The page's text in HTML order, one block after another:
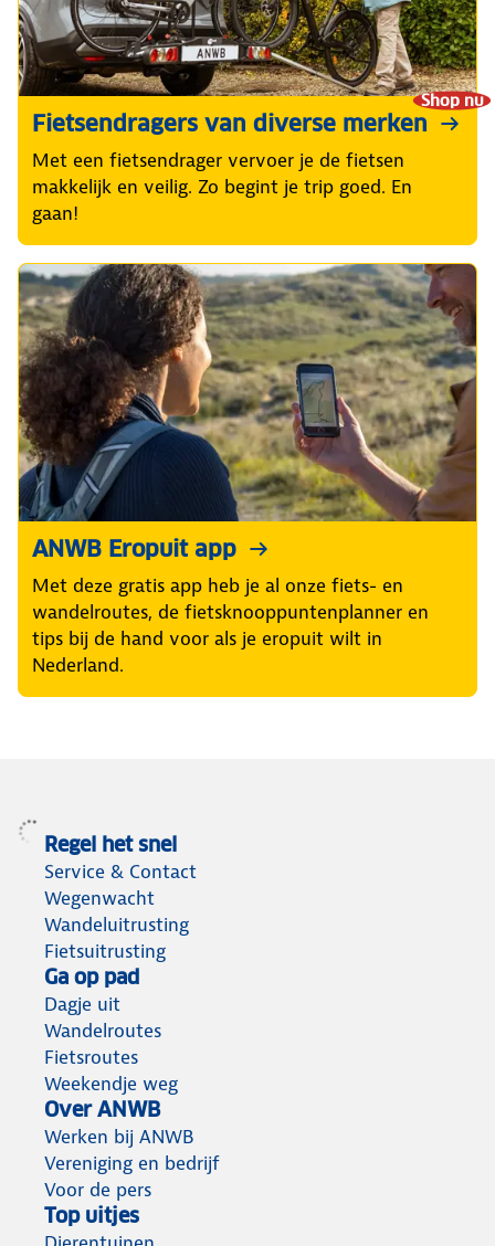
Shop nu
Fietsendragers van diverse merken
Met een fietsendrager vervoer je de fietsen
makkelijk en veilig. Zo begint je trip goed. En
gaan!
ANWB Eropuit app
Met deze gratis app heb je al onze fiets- en
wandelroutes, de fietsknooppuntenplanner en
tips bij de hand voor als je eropuit wilt in
Nederland.
Regel het snel
Service & Contact
Wegenwacht
Wandeluitrusting
Fietsuitrusting
Ga op pad
Dagje uit
Wandelroutes
Fietsroutes
Weekendje weg
Over ANWB
Werken bij ANWB
Vereniging en bedrijf
Voor de pers
Top uitjes